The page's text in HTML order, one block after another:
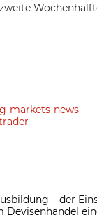
markets-news
– der